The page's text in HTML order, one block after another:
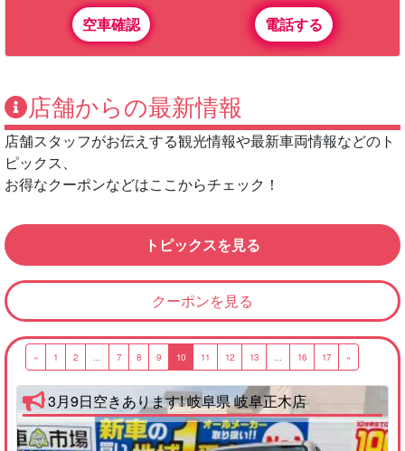
空車確認 電話する
店舗からの最新情報
店舗スタッフがお伝えする観光情報や最新車両情報などのト
ピックス、
お得なクーポンなどはここからチェック！
トピックスを見る
クーポンを見る
« 1 2 ... 7 8 9 10 11 12 13 ... 16 17 »
3月9日空きあります! 岐阜県 岐阜正木店